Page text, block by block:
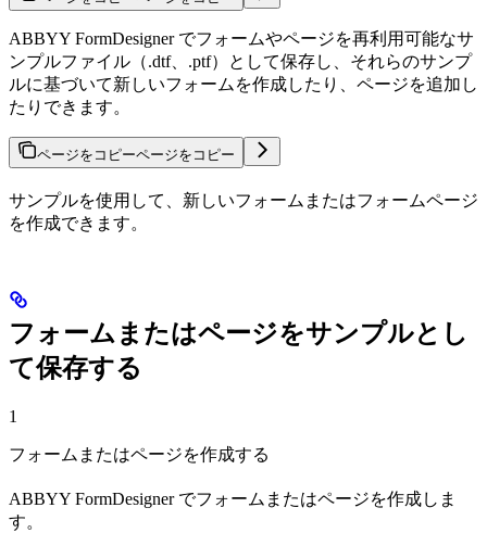
ABBYY FormDesigner でフォームやページを再利用可能なサ
ンプルファイル（.dtf、.ptf）として保存し、それらのサンプ
ルに基づいて新しいフォームを作成したり、ページを追加し
たりできます。
ページをコピーページをコピー
サンプルを使用して、新しいフォームまたはフォームページ
を作成できます。
フォームまたはページをサンプルとし
て保存する
1
フォームまたはページを作成する
ABBYY FormDesigner でフォームまたはページを作成しま
す。